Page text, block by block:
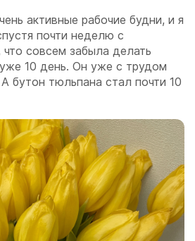
активные рабочие будни, и я
почти неделю с
совсем забыла делать
10 день. Он уже с трудом
бутон тюльпана стал почти 10